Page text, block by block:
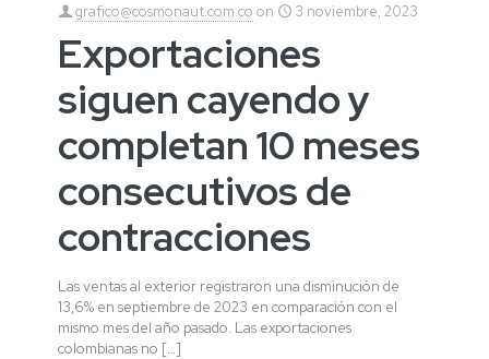
grafico@cosmonaut.com.co on 3 noviembre, 2023
Exportaciones
siguen cayendo y
completan 10 meses
consecutivos de
contracciones
Las ventas al exterior registraron una disminución de
13,6% en septiembre de 2023 en comparación con el
mismo mes del año pasado. Las exportaciones
colombianas no […]